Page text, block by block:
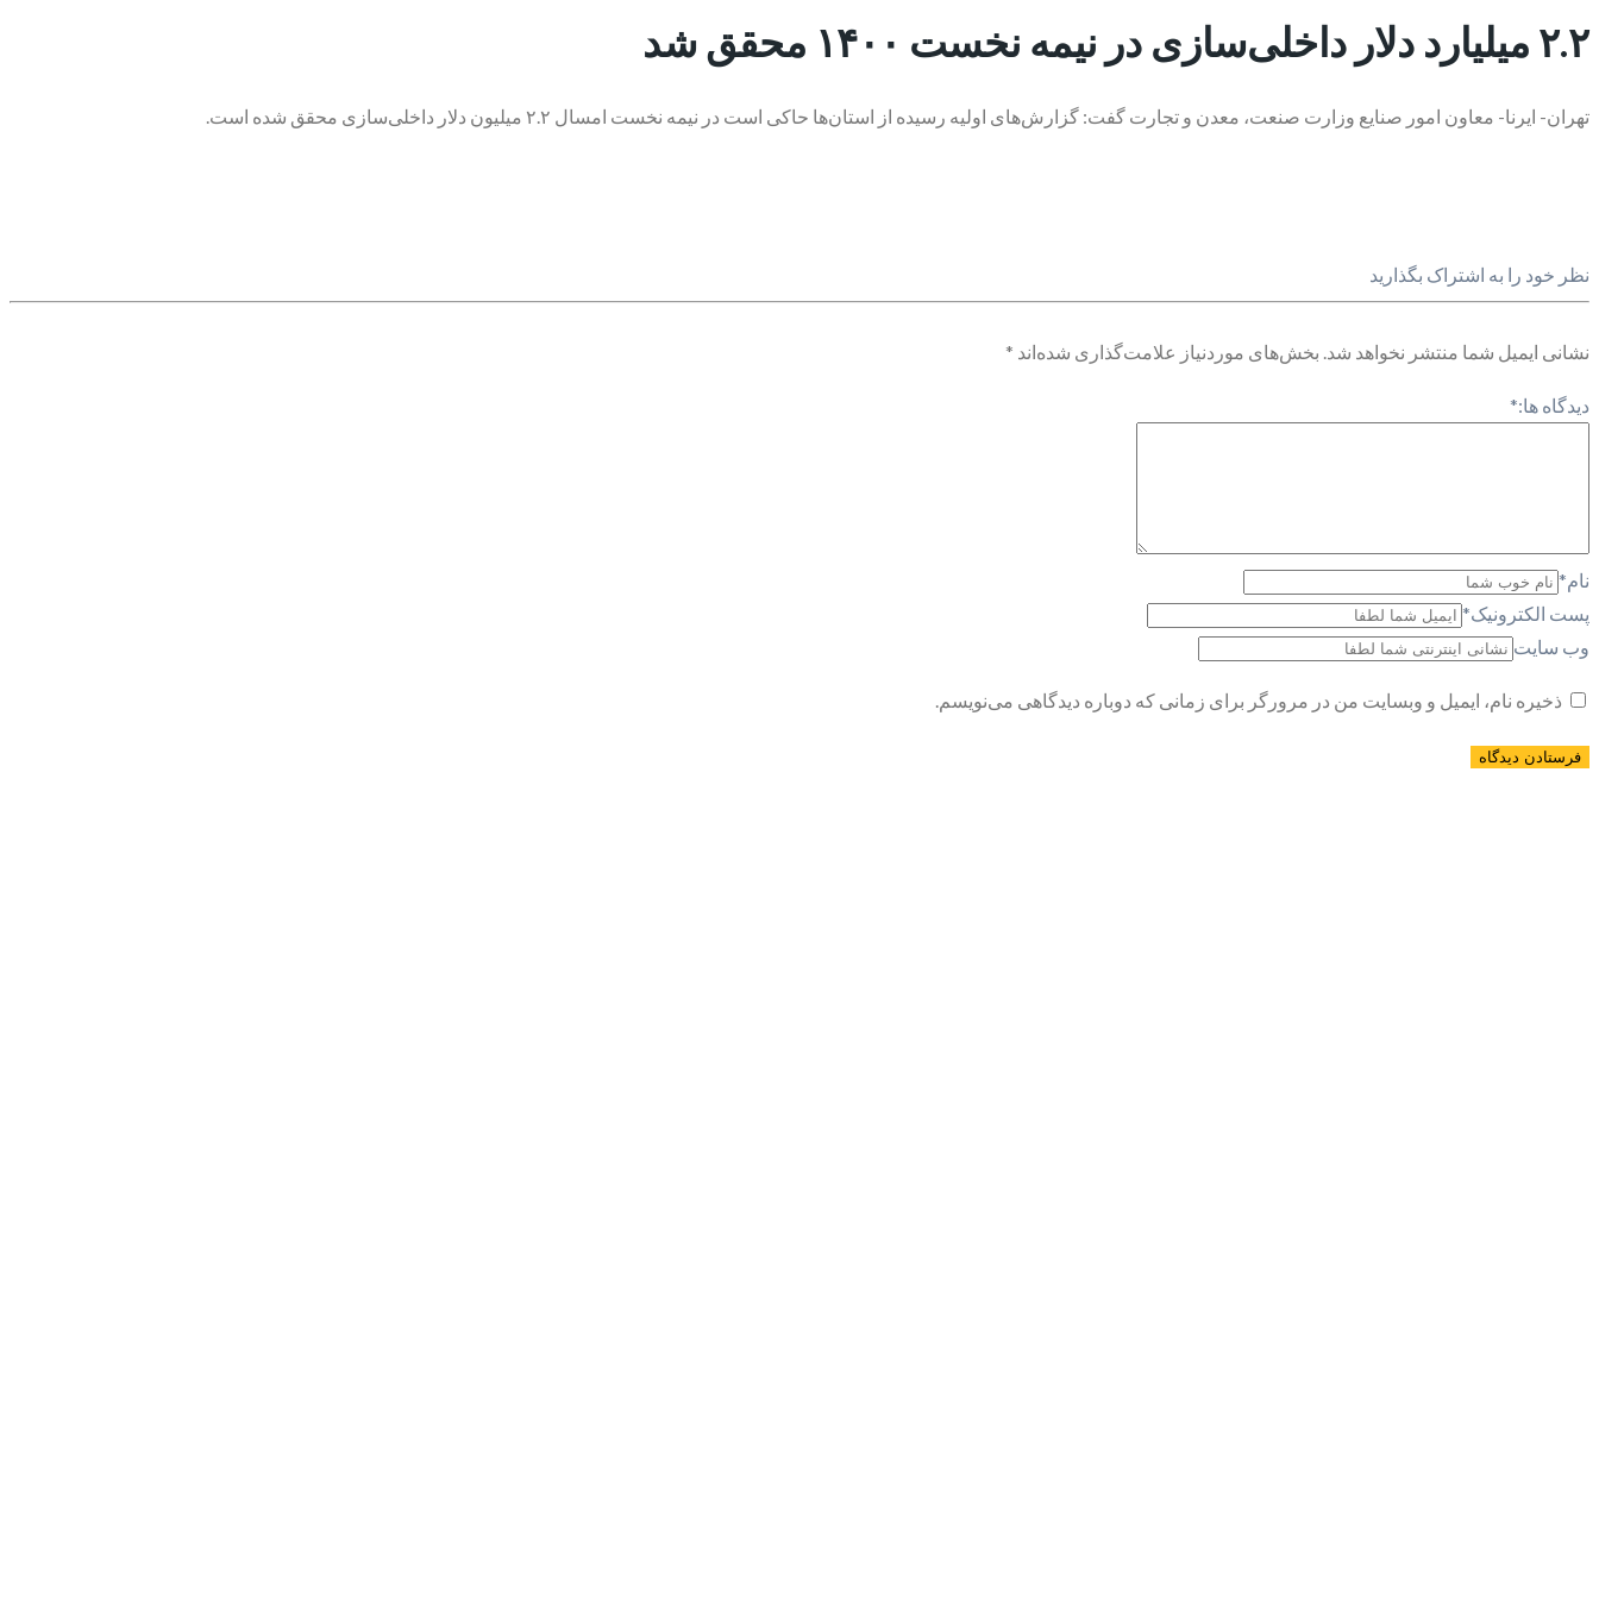
۲.۲ میلیارد دلار داخلی‌سازی در نیمه نخست ۱۴۰۰ محقق شد
تهران- ایرنا- معاون امور صنایع وزارت صنعت، معدن و تجارت گفت: گزارش‌های اولیه رسیده از استان‌ها حاکی است در نیمه نخست امسال ۲.۲ میلیون دلار داخلی‌سازی محقق شده است.
نظر خود را به اشتراک بگذارید
نشانی ایمیل شما منتشر نخواهد شد. بخش‌های موردنیاز علامت‌گذاری شده‌اند *
دیدگاه ها:*
نام*
پست الکترونیک*
وب سایت
ذخیره نام، ایمیل و وبسایت من در مرورگر برای زمانی که دوباره دیدگاهی می‌نویسم.